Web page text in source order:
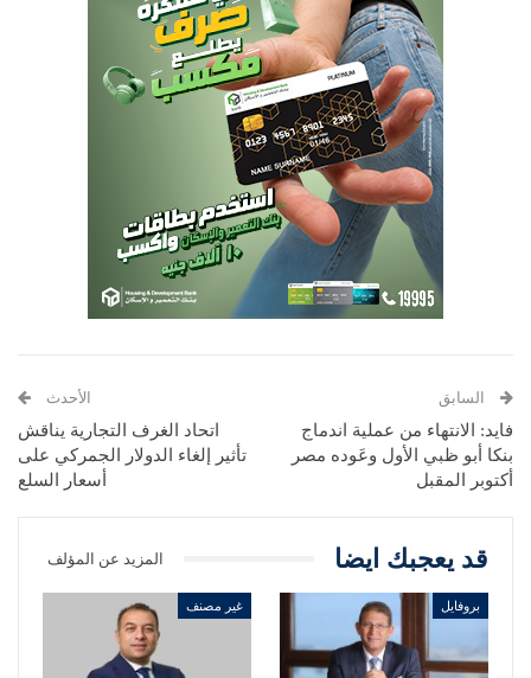
السابق
فايد: الانتهاء من عملية اندماج
بنكا أبو ظبي الأول وعَوده مصر
أكتوبر المقبل
الأحدث
اتحاد الغرف التجارية يناقش
تأثير إلغاء الدولار الجمركي على
أسعار السلع
قد يعجبك ايضا المزيد عن المؤلف
بروفايل غير مصنف